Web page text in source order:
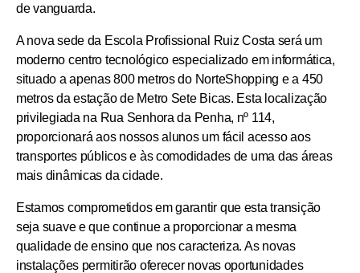
de vanguarda.
A nova sede da Escola Profissional Ruiz Costa será um
moderno centro tecnológico especializado em informática,
situado a apenas800 metros do NorteShopping e a 450
metros da estação de Metro Sete Bicas. Esta localização
privilegiada na Rua Senhora da Penha, nº 114,
proporcionará aos nossos alunos um fácil acesso aos
transportes públicos e às comodidades de uma das áreas
mais dinâmicas da cidade.
Estamos comprometidos em garantir que esta transição
seja suave e que continue a proporcionar a mesma
qualidade de ensino que nos caracteriza. As novas
instalações permitirão oferecer novas oportunidades